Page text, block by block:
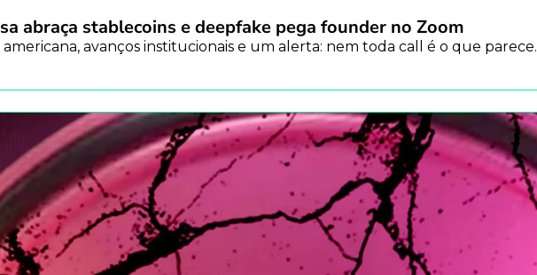
abraça stablecoins e deepfake pega founder no Zoom
avanços institucionais e um alerta: nem toda call é o que parece.